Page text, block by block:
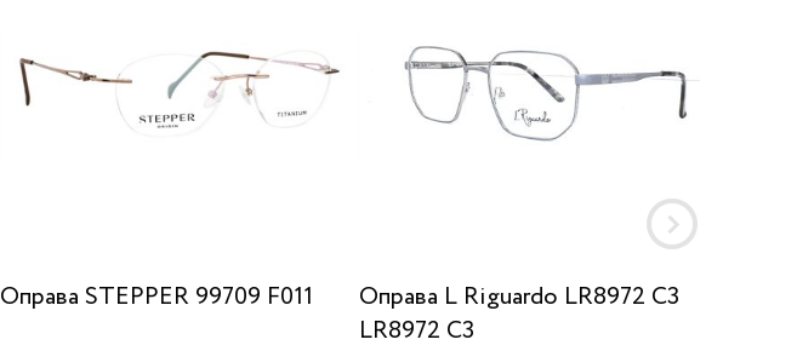
Оправа STEPPER 99709 F011
Оправа L Riguardo LR8972 C3
LR8972 C3